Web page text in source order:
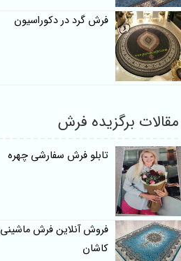
فرش گرد در دکوراسیون
مقالات برگزیده فرش
تابلو فرش سفارشی چهره
فروش آنلاین فرش ماشینی
کاشان